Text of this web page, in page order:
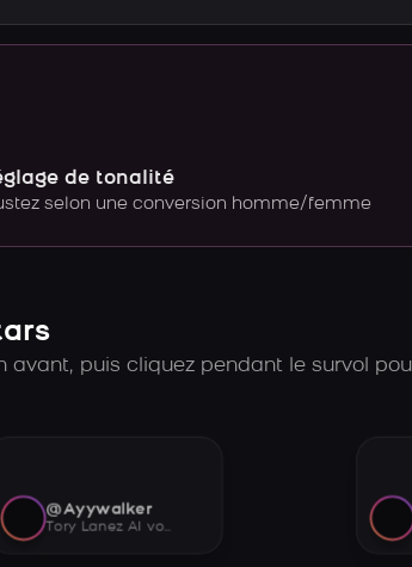
de tonalité
selon une conversion homme/femme
puis cliquez pendant le survol
@Ayywalker
Tory Lanez AI voice